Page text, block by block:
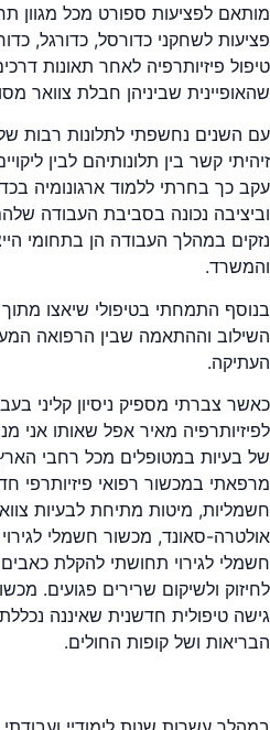
מותאם לפציעות ספורט מכל מגוון
פציעות לשחקני כדורסל, כדורגל,
טיפול פיזיותרפיה לאחר תאונות
שהאופיינית שביניהן חבלת צוואר
עם השנים נחשפתי לתלונות רבות
זיהיתי קשר בין תלונותיהם לבין
עקב כך בחרתי ללמוד ארגונומיה
וביציבה נכונה בסביבת העבודה
נזקים במהלך העבודה הן בתחומי
והמשרד.
בנוסף התמחתי בטיפולי שיאצו מתוך
השילוב וההתאמה שבין הרפואה
העתיקה.
כאשר צברתי מספיק ניסיון קליני
לפיזיותרפיה מאיר אפל שאותו אני
של בעיות במטופלים מכל רחבי
מרפאתי במכשור רפואי פיזיותרפי
חשמליות, מיטות מתיחת לבעיות
אולטרה-סאונד, מכשור חשמלי
חשמלי לגירוי תחושתי להקלת כאבים
לחיזוק ולשיקום שרירים פגועים.
גישה טיפולית חדשנית שאיננה
הבריאות ושל קופות החולים.